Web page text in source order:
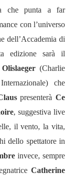
che punta a far
con l’universo
dell’Accademia di
edizione sarà il
Olislaeger(Charlie
che
presenterà Ce
, suggestiva live
il vento, la vita,
dello spettatore in
invece, sempre
Catherine